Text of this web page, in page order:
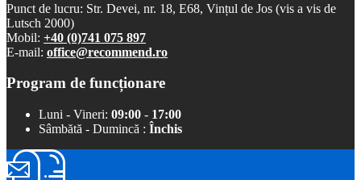
Punct de lucru: Str. Devei, nr. 18, E68, Vințul de Jos (vis a vis de
Lutsch 2000)
Mobil: +40 (0)741 075 897
E-mail: office@recommend.ro
Program de funcționare
Luni - Vineri: 09:00 - 17:00
Sâmbătă - Dumincă : Închis